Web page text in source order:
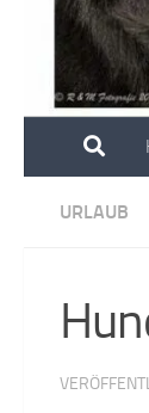
URLAUB